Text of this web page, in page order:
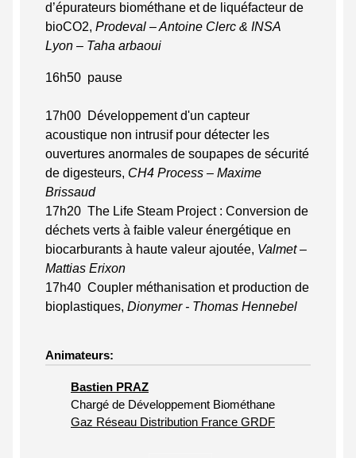
d’épurateurs biométhane et de liquéfacteur de
bioCO2, Prodeval – Antoine Clerc & INSA
Lyon – Taha arbaoui
16h50 pause
17h00 Développement d'un capteur
acoustique non intrusif pour détecter les
ouvertures anormales de soupapes de sécurité
de digesteurs, CH4 Process – Maxime
Brissaud
17h20 The Life Steam Project : Conversion de
déchets verts à faible valeur énergétique en
biocarburants à haute valeur ajoutée, Valmet –
Mattias Erixon
17h40 Coupler méthanisation et production de
bioplastiques, Dionymer - Thomas Hennebel
Animateurs:
Bastien PRAZ
Chargé de Développement Biométhane
Gaz Réseau Distribution France GRDF